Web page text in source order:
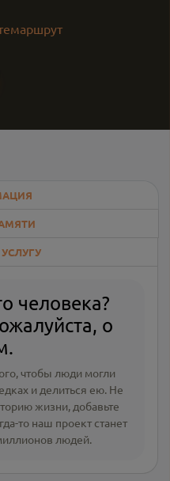
маршрут
человека?
о
чтобы люди могли
и делиться ею. Не
жизни, добавьте
то наш проект станет
людей.